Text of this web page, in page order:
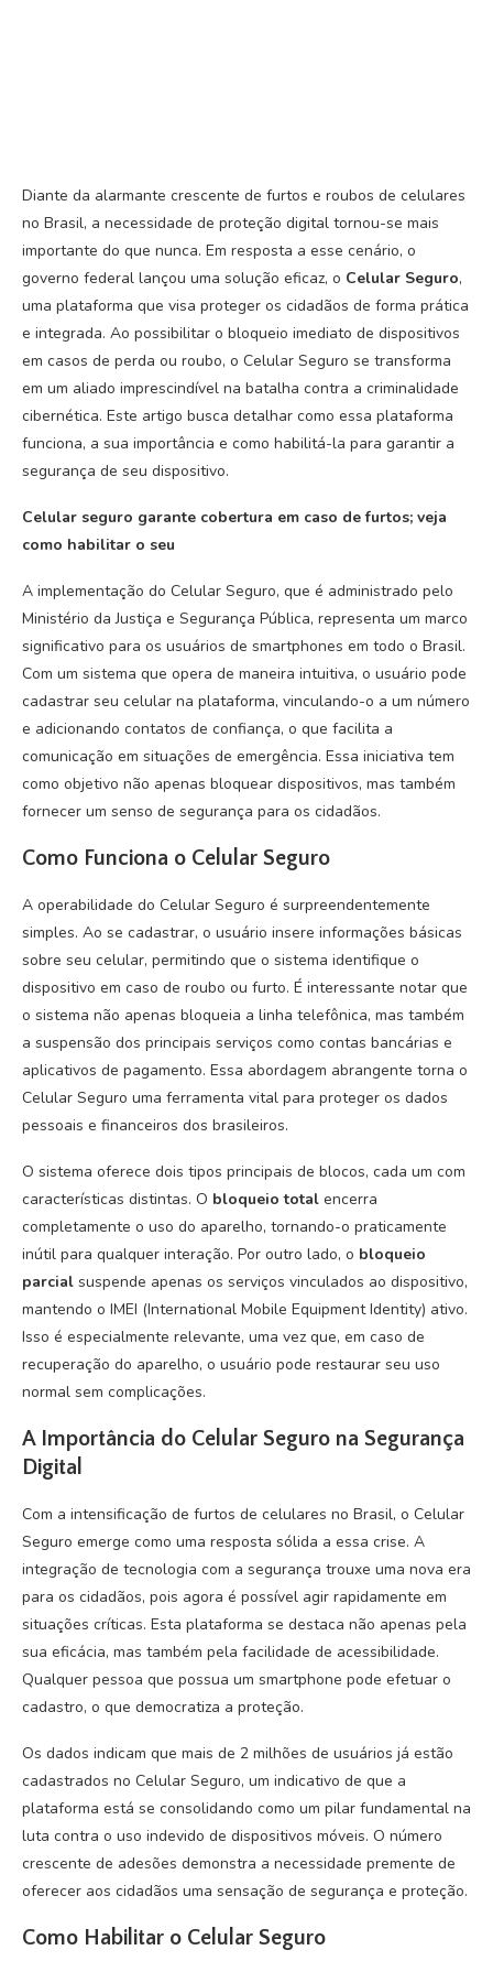
Diante da alarmante crescente de furtos e roubos de celulares
no Brasil, a necessidade de proteção digital tornou-se mais
importante do que nunca. Em resposta a esse cenário, o
governo federal lançou uma solução eficaz, o Celular Seguro,
uma plataforma que visa proteger os cidadãos de forma prática
e integrada. Ao possibilitar o bloqueio imediato de dispositivos
em casos de perda ou roubo, o Celular Seguro se transforma
em um aliado imprescindível na batalha contra a criminalidade
cibernética. Este artigo busca detalhar como essa plataforma
funciona, a sua importância e como habilitá-la para garantir a
segurança de seu dispositivo.
Celular seguro garante cobertura em caso de furtos; veja
como habilitar o seu
A implementação do Celular Seguro, que é administrado pelo
Ministério da Justiça e Segurança Pública, representa um marco
significativo para os usuários de smartphones em todo o Brasil.
Com um sistema que opera de maneira intuitiva, o usuário pode
cadastrar seu celular na plataforma, vinculando-o a um número
e adicionando contatos de confiança, o que facilita a
comunicação em situações de emergência. Essa iniciativa tem
como objetivo não apenas bloquear dispositivos, mas também
fornecer um senso de segurança para os cidadãos.
Como Funciona o Celular Seguro
A operabilidade do Celular Seguro é surpreendentemente
simples. Ao se cadastrar, o usuário insere informações básicas
sobre seu celular, permitindo que o sistema identifique o
dispositivo em caso de roubo ou furto. É interessante notar que
o sistema não apenas bloqueia a linha telefônica, mas também
a suspensão dos principais serviços como contas bancárias e
aplicativos de pagamento. Essa abordagem abrangente torna o
Celular Seguro uma ferramenta vital para proteger os dados
pessoais e financeiros dos brasileiros.
O sistema oferece dois tipos principais de blocos, cada um com
características distintas. O bloqueio total encerra
completamente o uso do aparelho, tornando-o praticamente
inútil para qualquer interação. Por outro lado, o bloqueio
parcial suspende apenas os serviços vinculados ao dispositivo,
mantendo o IMEI (International Mobile Equipment Identity) ativo.
Isso é especialmente relevante, uma vez que, em caso de
recuperação do aparelho, o usuário pode restaurar seu uso
normal sem complicações.
A Importância do Celular Seguro na Segurança
Digital
Com a intensificação de furtos de celulares no Brasil, o Celular
Seguro emerge como uma resposta sólida a essa crise. A
integração de tecnologia com a segurança trouxe uma nova era
para os cidadãos, pois agora é possível agir rapidamente em
situações críticas. Esta plataforma se destaca não apenas pela
sua eficácia, mas também pela facilidade de acessibilidade.
Qualquer pessoa que possua um smartphone pode efetuar o
cadastro, o que democratiza a proteção.
Os dados indicam que mais de 2 milhões de usuários já estão
cadastrados no Celular Seguro, um indicativo de que a
plataforma está se consolidando como um pilar fundamental na
luta contra o uso indevido de dispositivos móveis. O número
crescente de adesões demonstra a necessidade premente de
oferecer aos cidadãos uma sensação de segurança e proteção.
Como Habilitar o Celular Seguro